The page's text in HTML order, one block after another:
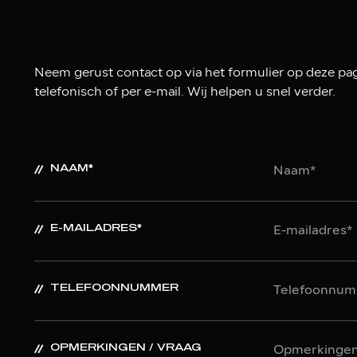
Neem gerust contact op via het formulier op deze
telefonisch of per e-mail. Wij helpen u snel verder.
NAAM*
E-MAILADRES*
TELEFOONNUMMER
OPMERKINGEN / VRAAG